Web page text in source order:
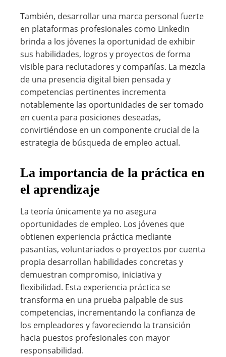
También, desarrollar una marca personal fuerte
en plataformas profesionales como LinkedIn
brinda a los jóvenes la oportunidad de exhibir
sus habilidades, logros y proyectos de forma
visible para reclutadores y compañías. La mezcla
de una presencia digital bien pensada y
competencias pertinentes incrementa
notablemente las oportunidades de ser tomado
en cuenta para posiciones deseadas,
convirtiéndose en un componente crucial de la
estrategia de búsqueda de empleo actual.
La importancia de la práctica en
el aprendizaje
La teoría únicamente ya no asegura
oportunidades de empleo. Los jóvenes que
obtienen experiencia práctica mediante
pasantías, voluntariados o proyectos por cuenta
propia desarrollan habilidades concretas y
demuestran compromiso, iniciativa y
flexibilidad. Esta experiencia práctica se
transforma en una prueba palpable de sus
competencias, incrementando la confianza de
los empleadores y favoreciendo la transición
hacia puestos profesionales con mayor
responsabilidad.